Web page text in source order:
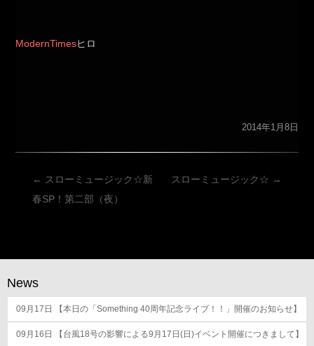
ModernTimesヒロ
2014年1月8日
投
稿
ゲ
ー
シ
ョ
ン
← スローミュージック☆新
春SP！第二部（夜）
スローミュージック☆ →
News
09月17日 【本日の「Something 40周年記念ライブ！！」開催のお知らせ】
09月16日 【台風18号の影響による9月17日(日)イベント開催につきまして】